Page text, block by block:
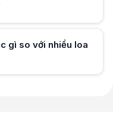
gì so với nhiều loa